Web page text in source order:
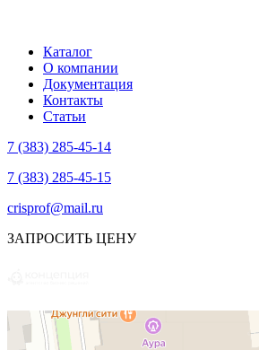
Каталог
О компании
Документация
Контакты
Статьи
7 (383) 285-45-14
7 (383) 285-45-15
crisprof@mail.ru
ЗАПРОСИТЬ ЦЕНУ